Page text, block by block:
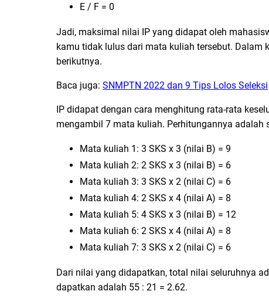
E / F = 0
Jadi, maksimal nilai IP yang didapat oleh
kamu tidak lulus dari mata kuliah tersebut.
berikutnya.
Baca juga: SNMPTN 2022 dan 9 Tips Lolos Seleksi
IP didapat dengan cara menghitung rata-rata
mengambil 7 mata kuliah. Perhitungannya adalah
Mata kuliah 1: 3 SKS x 3 (nilai B) = 9
Mata kuliah 2: 2 SKS x 3 (nilai B) = 6
Mata kuliah 3: 3 SKS x 2 (nilai C) = 6
Mata kuliah 4: 2 SKS x 4 (nilai A) = 8
Mata kuliah 5: 4 SKS x 3 (nilai B) = 12
Mata kuliah 6: 2 SKS x 4 (nilai A) = 8
Mata kuliah 7: 3 SKS x 2 (nilai C) = 6
Dari nilai yang didapatkan, total nilai seluruhnya
dapatkan adalah 55 : 21 = 2.62.